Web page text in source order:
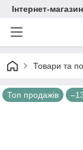
Інтернет-
Товари та
Топ продажів